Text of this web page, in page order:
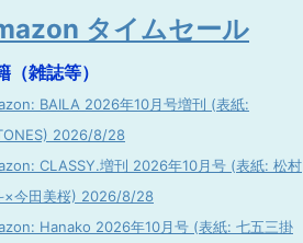
タイムセール
（雑誌等）
BAILA 2026年10月号増刊 (表紙:
2026/8/28
CLASSY.増刊 2026年10月号 (表紙: 松村
×今田美桜) 2026/8/28
Hanako 2026年10月号 (表紙: 七五三掛